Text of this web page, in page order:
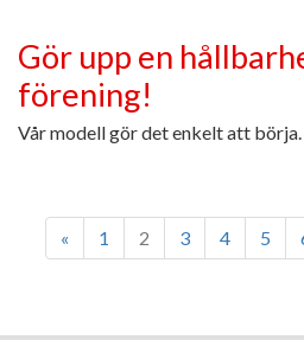
Gör upp en
förening!
Vår modell gör det enkelt att börja.
« 1 2 3 4 5